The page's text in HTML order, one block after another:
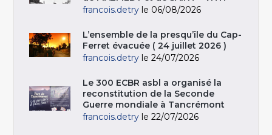
francois.detry le 06/08/2026
L’ensemble de la presqu’île du Cap-
Ferret évacuée ( 24 juillet 2026 )
francois.detry le 24/07/2026
Le 300 ECBR asbl a organisé la
reconstitution de la Seconde
Guerre mondiale à Tancrémont
francois.detry le 22/07/2026